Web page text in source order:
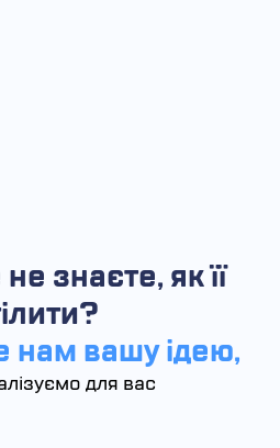
знаєте, як її
нам вашу ідею,
для вас